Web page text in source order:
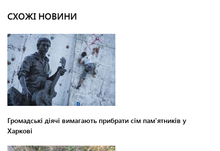
СХОЖІ НОВИНИ
Громадські діячі вимагають прибрати сім пам'ятників у
Харкові